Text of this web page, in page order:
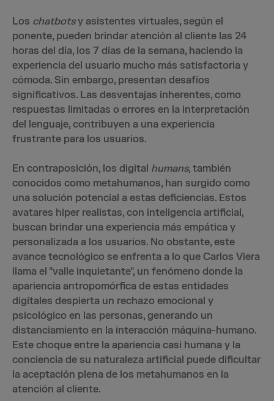
Los chatbotsy asistentes virtuales, según el
ponente, pueden brindar atención al cliente las 24
horas del día, los 7 días de la semana, haciendo la
experiencia del usuario mucho más satisfactoria y
cómoda. Sin embargo, presentan desafíos
significativos. Las desventajas inherentes, como
respuestas limitadas o errores en la interpretación
del lenguaje, contribuyen a una experiencia
frustrante para los usuarios.
En contraposición, los digital humans, también
conocidos como metahumanos, han surgido como
una solución potencial a estas deficiencias. Estos
avatares hiper realistas, con inteligencia artificial,
buscan brindar una experiencia más empática y
personalizada a los usuarios. No obstante, este
avance tecnológico se enfrenta a lo que Carlos Viera
llama el "valle inquietante", un fenómeno donde la
apariencia antropomórfica de estas entidades
digitales despierta un rechazo emocional y
psicológico en las personas, generando un
distanciamiento en la interacción máquina-humano.
Este choque entre la apariencia casi humana y la
conciencia de su naturaleza artificial puede dificultar
la aceptación plena de los metahumanos en la
atención al cliente.